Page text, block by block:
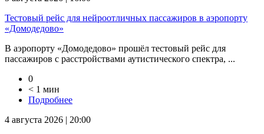
Тестовый рейс для нейроотличных пассажиров в аэропорту
«Домодедово»
В аэропорту «Домодедово» прошёл тестовый рейс для
пассажиров с расстройствами аутистического спектра, ...
0
< 1 мин
Подробнее
4 августа 2026 | 20:00